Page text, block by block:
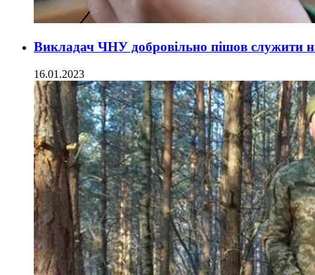
Викладач ЧНУ добровільно пішов служити
16.01.2023